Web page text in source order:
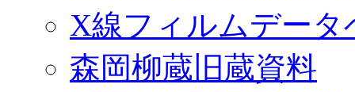
X線フィルムデータ
森岡柳蔵旧蔵資料